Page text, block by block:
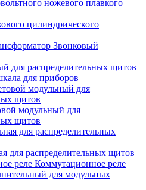
ножевого плавкого
цилиндрического
Звонковый
для распределительных щитов
для приборов
модульный для
щитов
для распределительных щитов
Коммутационное реле